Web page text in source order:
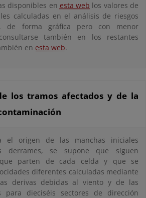
disponibles en esta web los valores de
calculadas en el análisis de riesgos
de forma gráfica pero con menor
también en los restantes
en esta web.
los tramos afectados y de la
el origen de las manchas iniciales
derrames, se supone que siguen
parten de cada celda y que se
diferentes calculadas mediante
derivas debidas al viento y de las
para dieciséis sectores de dirección